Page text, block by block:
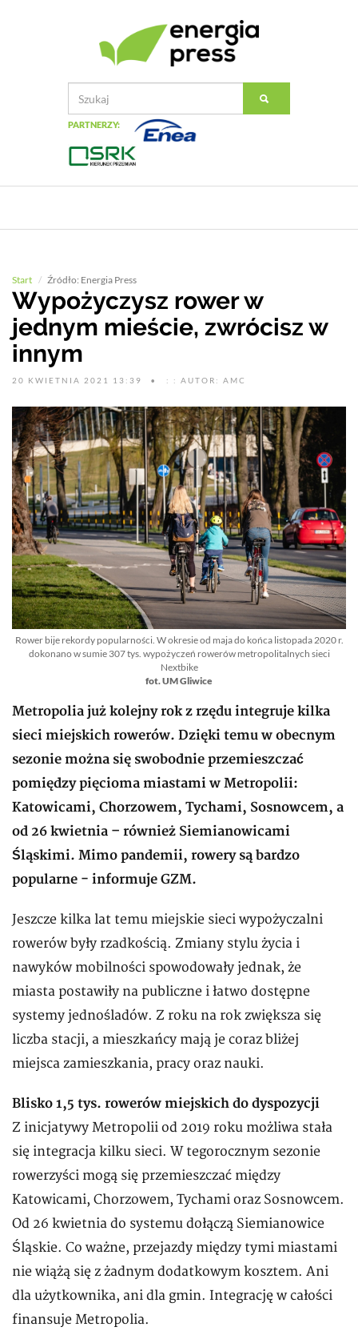
PARTNERZY:
Start Źródło: Energia Press
Wypożyczysz rower w
jednym mieście, zwrócisz w
innym
20 KWIETNIA 2021 13:39 : : AUTOR: AMC
Rower bije rekordy popularności. W okresie od maja do końca listopada 2020 r.
dokonano w sumie 307 tys. wypożyczeń rowerów metropolitalnych sieci
Nextbike
fot. UM Gliwice
Metropolia już kolejny rok z rzędu integruje kilka
sieci miejskich rowerów. Dzięki temu w obecnym
sezonie można się swobodnie przemieszczać
pomiędzy pięcioma miastami w Metropolii:
Katowicami, Chorzowem, Tychami, Sosnowcem, a
od 26 kwietnia – również Siemianowicami
Śląskimi. Mimo pandemii, rowery są bardzo
popularne - informuje GZM.
Jeszcze kilka lat temu miejskie sieci wypożyczalni
rowerów były rzadkością. Zmiany stylu życia i
nawyków mobilności spowodowały jednak, że
miasta postawiły na publiczne i łatwo dostępne
systemy jednośladów. Z roku na rok zwiększa się
liczba stacji, a mieszkańcy mają je coraz bliżej
miejsca zamieszkania, pracy oraz nauki.
Blisko 1,5 tys. rowerów miejskich do dyspozycji
Z inicjatywy Metropolii od 2019 roku możliwa stała
się integracja kilku sieci. W tegorocznym sezonie
rowerzyści mogą się przemieszczać między
Katowicami, Chorzowem, Tychami oraz Sosnowcem.
Od 26 kwietnia do systemu dołączą Siemianowice
Śląskie. Co ważne, przejazdy między tymi miastami
nie wiążą się z żadnym dodatkowym kosztem. Ani
dla użytkownika, ani dla gmin. Integrację w całości
finansuje Metropolia.